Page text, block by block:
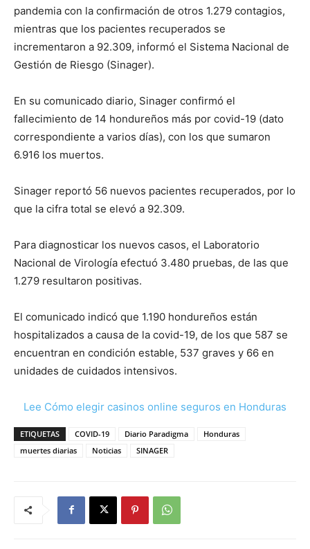
pandemia con la confirmación de otros 1.279 contagios,
mientras que los pacientes recuperados se
incrementaron a 92.309, informó el Sistema Nacional de
Gestión de Riesgo (Sinager).
En su comunicado diario, Sinager confirmó el
fallecimiento de 14 hondureños más por covid-19 (dato
correspondiente a varios días), con los que sumaron
6.916 los muertos.
Sinager reportó 56 nuevos pacientes recuperados, por lo
que la cifra total se elevó a 92.309.
Para diagnosticar los nuevos casos, el Laboratorio
Nacional de Virología efectuó 3.480 pruebas, de las que
1.279 resultaron positivas.
El comunicado indicó que 1.190 hondureños están
hospitalizados a causa de la covid-19, de los que 587 se
encuentran en condición estable, 537 graves y 66 en
unidades de cuidados intensivos.
Lee Cómo elegir casinos online seguros en Honduras
ETIQUETAS COVID-19 Diario Paradigma
Honduras
muertes diarias
Noticias SINAGER